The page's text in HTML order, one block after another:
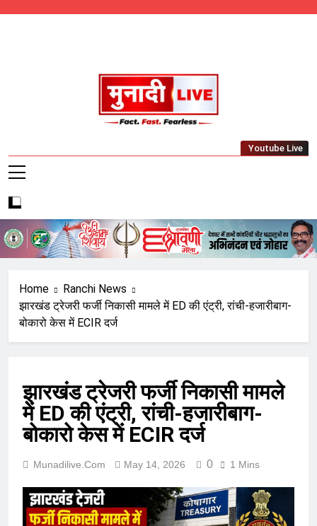
Munadi Live – Jharkhand's Leading Local
Youtube Live
Home
Ranchi News
झारखंड ट्रेजरी फर्जी निकासी मामले में ED की एंट्री, रांची-हजारीबाग-
बोकारो केस में ECIR दर्ज
झारखंड ट्रेजरी फर्जी निकासी मामले
में ED की एंट्री, रांची-हजारीबाग-
बोकारो केस में ECIR दर्ज
Munadilive.com May 14, 2026 0 1 Mins